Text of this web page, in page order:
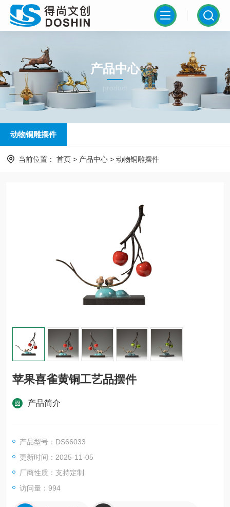
产品中心
动物铜雕摆件
当前位置： 首页 > 产品中心 > 动物铜雕摆件
苹果喜雀黄铜工艺品摆件
产品简介
产品型号：DS66033
更新时间：2025-11-05
厂商性质：支持定制
访问量： 994